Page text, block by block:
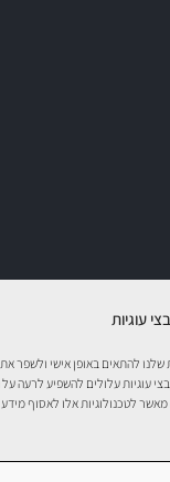
עוגיות
שלנו להתאים באופן אישי ולשפר
עוגיות עלולים להשפיע לרעה על
לטכנולוגיות אלו לאסוף